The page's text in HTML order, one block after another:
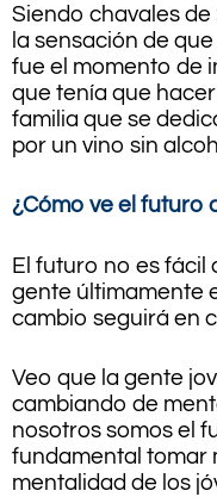
Siendo chavales de
la sensación de
fue el momento de
que tenía que
familia que se
por un vino sin
¿Cómo ve el futuro
El futuro no es fácil
gente últimamente
cambio seguirá en
Veo que la gente
cambiando de
nosotros somos el
fundamental tomar
mentalidad de los